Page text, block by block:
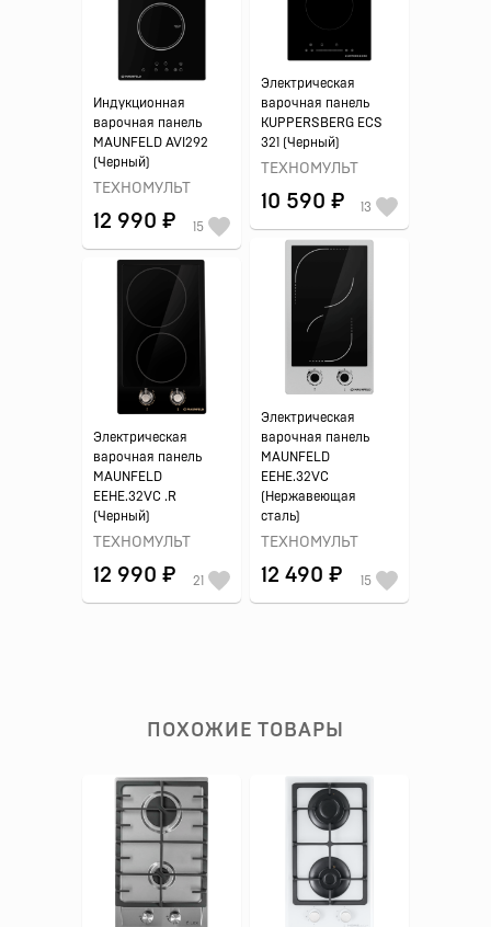
Электрическая
варочная панель
KUPPERSBERG ECS
321 (Черный)
ТЕХНОМУЛЬТ
10 590 ₽ 13
Индукционная
варочная панель
MAUNFELD AVI292
(Черный)
ТЕХНОМУЛЬТ
12 990 ₽ 15
Электрическая
варочная панель
MAUNFELD
EEHE.32VC
(Нержавеющая
сталь)
ТЕХНОМУЛЬТ
12 490 ₽ 15
Электрическая
варочная панель
MAUNFELD
EEHE.32VC .R
(Черный)
ТЕХНОМУЛЬТ
12 990 ₽ 21
ПОХОЖИЕ ТОВАРЫ